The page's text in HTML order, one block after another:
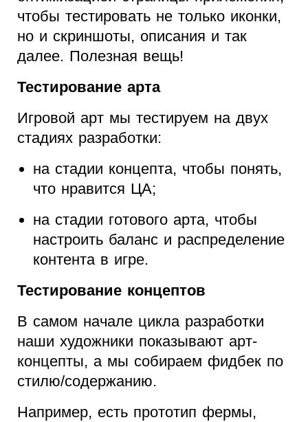
чтобы тестировать не только иконки,
но и скриншоты, описания и так
далее. Полезная вещь!
Тестирование арта
Игровой арт мы тестируем на двух
стадиях разработки:
на стадии концепта, чтобы понять,
что нравится ЦА;
на стадии готового арта, чтобы
настроить баланс и распределение
контента в игре.
Тестирование концептов
В самом начале цикла разработки
наши художники показывают арт-
концепты, а мы собираем фидбек по
стилю/содержанию.
Например, есть прототип фермы,